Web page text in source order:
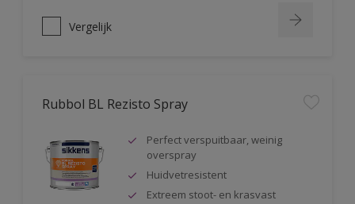
Vergelijk
Rubbol BL Rezisto Spray
Perfect verspuitbaar, weinig
overspray
Huidvetresistent
Extreem stoot- en krasvast